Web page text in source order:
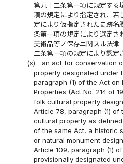
第九十二条第一項に規定する
項の規定により指定され、若
定により仮指定された史跡名
条第一項の規定により選定さ
美術品等ノ保存ニ関スル法律
二条第一項の規定により認
(x)
an act for conservation
property designated under
paragraph (1) of the Act on
Properties (Act No. 214 of
folk cultural property
Article 78, paragraph (1) of
cultural property as
of the same Act, a historic
or natural monument
Article 109, paragraph (1)
provisionally designated